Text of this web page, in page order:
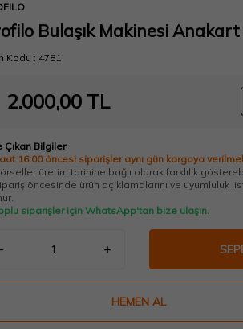
Bulaşık Makinesi
Kodu : 4781
2.000,00 TL
Çıkan Bilgiler
16:00 öncesi siparişler aynı gün kargoya
üretim tarihine bağlı olarak farklılık
öncesinde ürün açıklamalarını ve uyumluluk
siparişler için WhatsApp'tan bize ulaşın.
HEMEN AL